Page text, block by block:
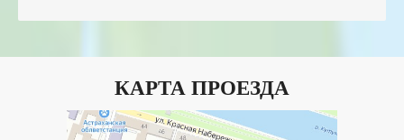
КАРТА ПРОЕЗДА